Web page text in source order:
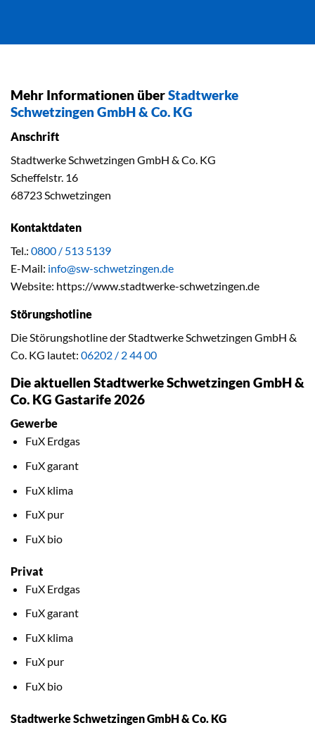
Mehr Informationen überStadtwerke
Schwetzingen GmbH & Co. KG
Anschrift
Stadtwerke Schwetzingen GmbH & Co. KG
Scheffelstr. 16
68723 Schwetzingen
Kontaktdaten
Tel.: 0800 / 513 5139
E-Mail: info@sw-schwetzingen.de
Website: https://www.stadtwerke-schwetzingen.de
Störungshotline
Die Störungshotline der Stadtwerke Schwetzingen GmbH &
Co. KG lautet: 06202 / 2 44 00
Die aktuellen Stadtwerke Schwetzingen GmbH &
Co. KG Gastarife 2026
Gewerbe
FuX Erdgas
FuX garant
FuX klima
FuX pur
FuX bio
Privat
FuX Erdgas
FuX garant
FuX klima
FuX pur
FuX bio
Stadtwerke Schwetzingen GmbH & Co. KG